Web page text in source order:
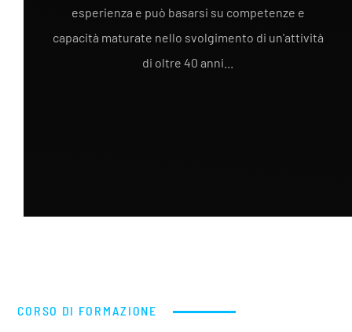
esperienza e può basarsi su competenze e
capacità maturate nello svolgimento di un'attività
di oltre 40 anni...
CORSO DI FORMAZIONE